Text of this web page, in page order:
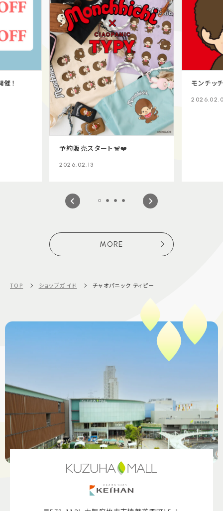
！
予約販売スタート🐒❤️
2026.02.13
モンチッ
MORE
TOP ショップガイド チャオパニック ティピー